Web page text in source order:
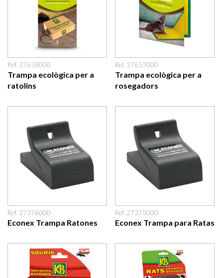
Ref. 37658000
Trampa ecològica per a
ratolins
Ref. 37657000
Trampa ecològica per a
rosegadors
Ref. 27376000
Econex Trampa Ratones
Ref. 27375000
Econex Trampa para Ratas